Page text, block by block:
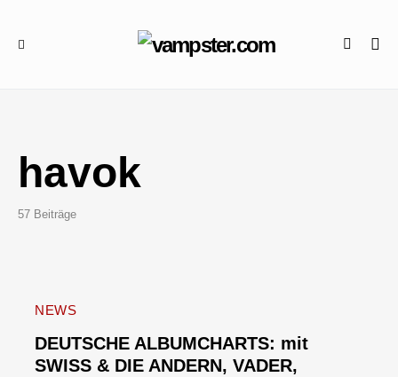
havok
57 Beiträge
NEWS
DEUTSCHE ALBUMCHARTS: mit
SWISS & DIE ANDERN, VADER,